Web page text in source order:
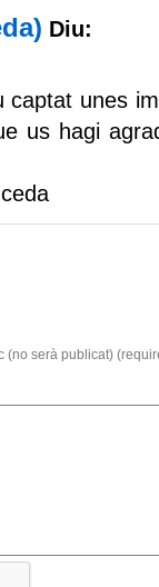
Diu:
unes
us hagi
(no serà publicat)